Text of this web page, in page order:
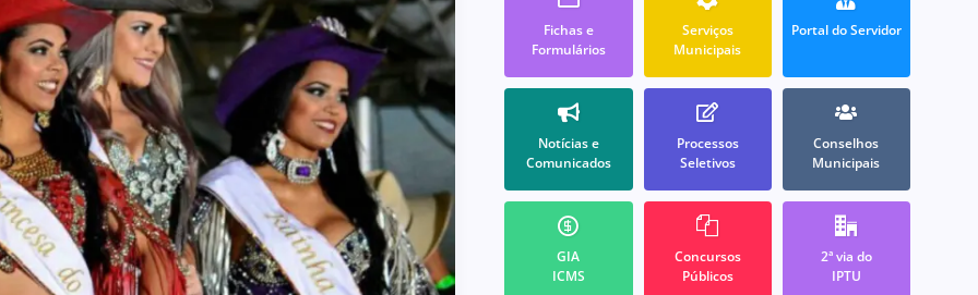
Fichas e
Formulários
Serviços
Municipais
Portal do Servidor
Notícias e
Comunicados
Processos
Seletivos
Conselhos
Municipais
GIA
ICMS
Concursos
Públicos
2ª via do
IPTU